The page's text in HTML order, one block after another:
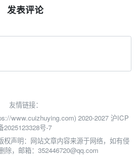
发表评论
友情链接：
www.cuizhuying.com) 2020-2027 沪ICP
2025123328号-7
权声明：网站文章内容来源于网络，如有侵
除，邮箱：352446720@qq.com